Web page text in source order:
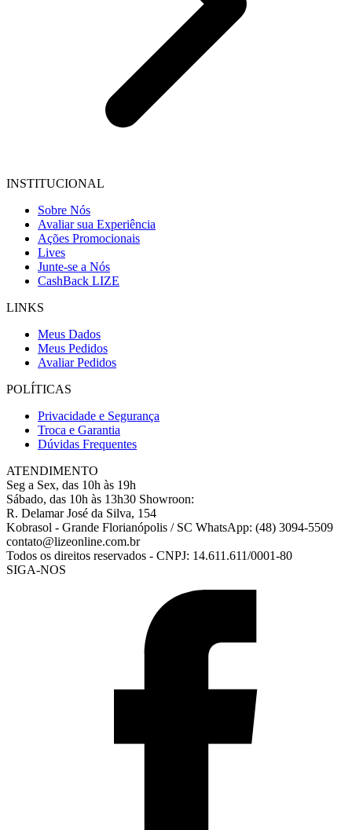
INSTITUCIONAL
Sobre Nós
Avaliar sua Experiência
Ações Promocionais
Lives
Junte-se a Nós
CashBack LIZE
LINKS
Meus Dados
Meus Pedidos
Avaliar Pedidos
POLÍTICAS
Privacidade e Segurança
Troca e Garantia
Dúvidas Frequentes
ATENDIMENTO
Seg a Sex, das 10h às 19h
Sábado, das 10h às 13h30 Showroon:
R. Delamar José da Silva, 154
Kobrasol - Grande Florianópolis / SC WhatsApp: (48) 3094-5509
contato@lizeonline.com.br
Todos os direitos reservados - CNPJ: 14.611.611/0001-80
SIGA-NOS